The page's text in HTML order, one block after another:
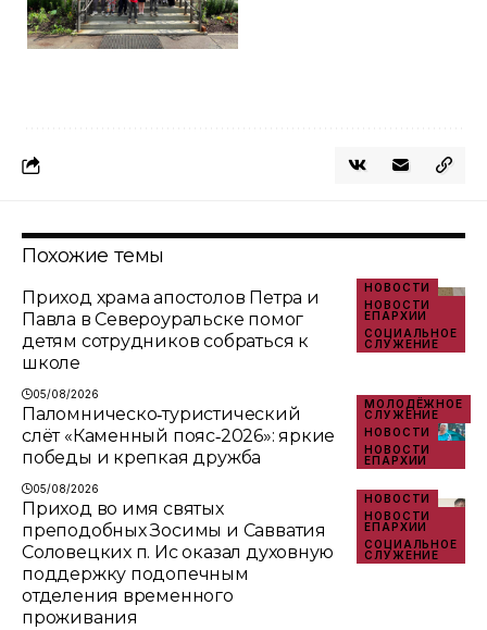
Похожие темы
НОВОСТИ
НОВОСТИ
ЕПАРХИИ
СОЦИАЛЬНОЕ
СЛУЖЕНИЕ
Приход храма апостолов Петра и
Павла в Североуральске помог
детям сотрудников собраться к
школе
05/08/2026
МОЛОДЁЖНОЕ
СЛУЖЕНИЕ
НОВОСТИ
НОВОСТИ
ЕПАРХИИ
Паломническо‑туристический
слёт «Каменный пояс‑2026»: яркие
победы и крепкая дружба
05/08/2026
НОВОСТИ
НОВОСТИ
ЕПАРХИИ
СОЦИАЛЬНОЕ
СЛУЖЕНИЕ
Приход во имя святых
преподобных Зосимы и Савватия
Соловецких п. Ис оказал духовную
поддержку подопечным
отделения временного
проживания